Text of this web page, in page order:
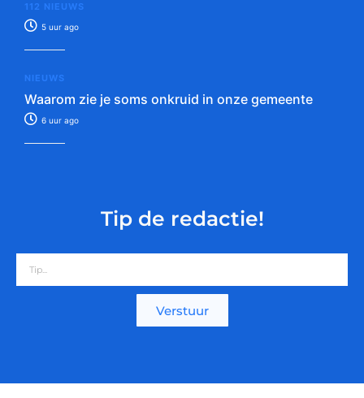
112 NIEUWS
5 uur ago
NIEUWS
Waarom zie je soms onkruid in onze gemeente
6 uur ago
Tip de redactie!
Verstuur